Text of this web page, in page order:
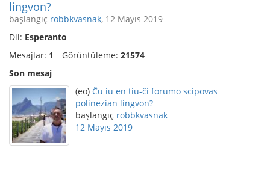
lingvon?
başlangıç robbkvasnak, 12 Mayıs 2019
Dil: Esperanto
Mesajlar: 1 Görüntüleme: 21574
Son mesaj
(eo) Ĉu iu en tiu-ĉi forumo scipovas
polinezian lingvon?
başlangıç robbkvasnak
12 Mayıs 2019